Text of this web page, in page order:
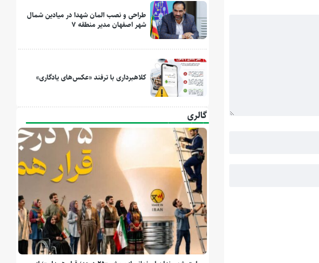
طراحی و نصب المان شهدا در میادین شمال
شهر اصفهان مدیر منطقه ۷
کلاهبرداری با ترفند «عکس‌های یادگاری»
گالری